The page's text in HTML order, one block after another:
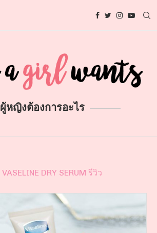
ผู้หญิงต้องการอะไร
VASELINE DRY SERUM รีวิว